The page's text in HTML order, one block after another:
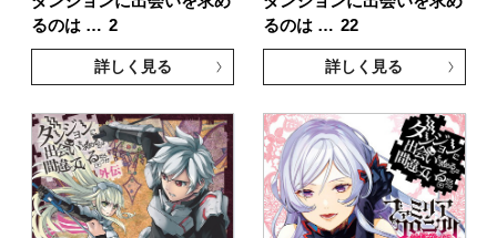
るのは … 2
詳しく見る
るのは … 22
詳しく見る